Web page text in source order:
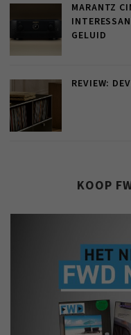
MARANTZ
GELUID
REVIEW:
KOOP